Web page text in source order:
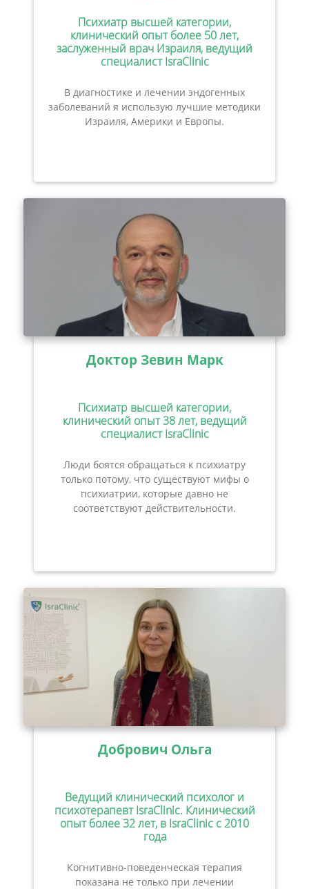
Психиатр высшей категории,
клинический опыт более 50 лет,
заслуженный врач Израиля, ведущий
специалист IsraClinic
В диагностике и лечении эндогенных
заболеваний я использую лучшие методики
Израиля, Америки и Европы.
Доктор Зевин Марк
Психиатр высшей категории,
клинический опыт 38 лет, ведущий
специалист IsraClinic
Люди боятся обращаться к психиатру
только потому, что существуют мифы о
психиатрии, которые давно не
соответствуют действительности.
Добрович Ольга
Ведущий клинический психолог и
психотерапевт IsraClinic. Клинический
опыт более 32 лет, в IsraClinic с 2010
года
Когнитивно-поведенческая терапия
показана не только при лечении